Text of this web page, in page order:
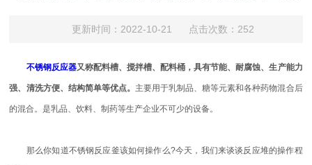
更新时间：2022-10-21 点击次数：252
不锈钢反应器又称配料槽、搅拌槽、配料桶，具有节能、耐腐蚀、生产能力
强、清洗方便、结构简单等优点。 主要用于乳制品、糖等元素和各种药物混合后
的混合。是乳品、饮料、制药等生产企业不可少的设备。
那么你知道不锈钢反应釜该如何操作么?今天，我们来谈谈反应堆的操作程